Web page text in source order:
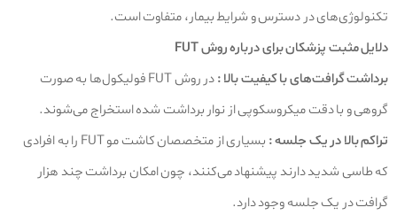
تکنولوژی‌های در دسترس و شرایط بیمار، متفاوت است.
دلایل مثبت پزشکان برای درباره روش FUT
برداشت گرافت‌های با کیفیت بالا :
در روش FUT فولیکول‌ها به‌ صورت
گروهی و با دقت میکروسکوپی از نوار برداشت‌ شده استخراج می‌شوند.
تراکم بالا در یک جلسه :
بسیاری از متخصصان کاشت مو FUT را به افرادی
که طاسی شدید دارند پیشنهاد می‌کنند، چون امکان برداشت چند هزار
گرافت در یک جلسه وجود دارد.